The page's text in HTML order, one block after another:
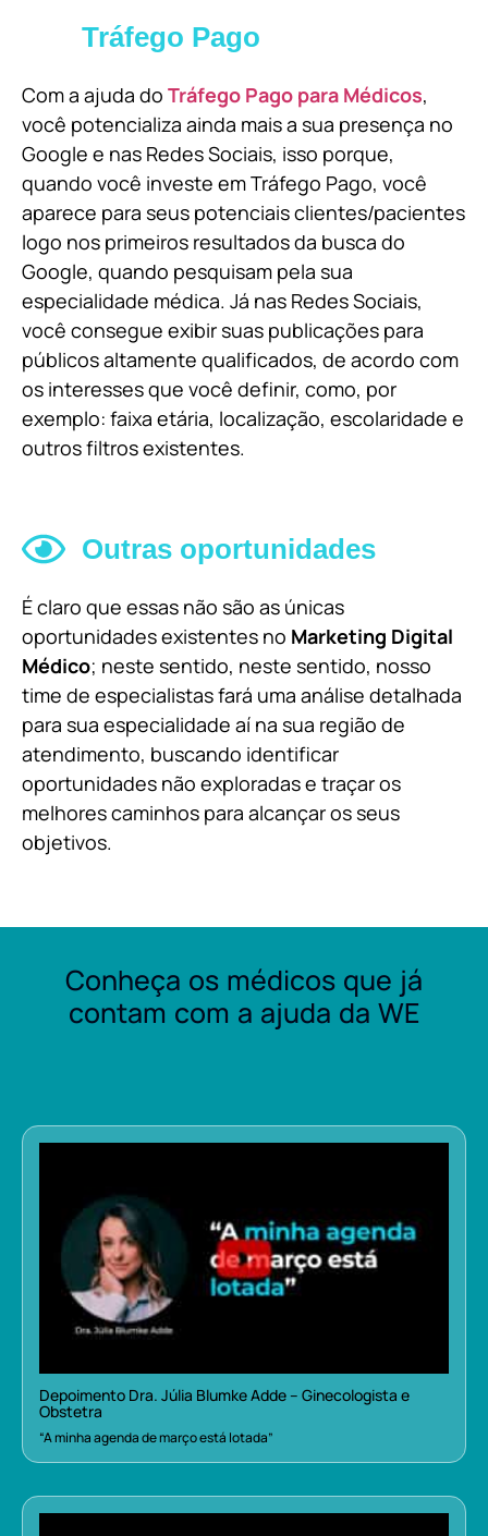
Tráfego Pago
Com a ajuda do Tráfego Pago para Médicos,
você potencializa ainda mais a sua presença no
Google e nas Redes Sociais, isso porque,
quando você investe em Tráfego Pago, você
aparece para seus potenciais clientes/pacientes
logo nos primeiros resultados da busca do
Google, quando pesquisam pela sua
especialidade médica. Já nas Redes Sociais,
você consegue exibir suas publicações para
públicos altamente qualificados, de acordo com
os interesses que você definir, como, por
exemplo: faixa etária, localização, escolaridade e
outros filtros existentes.
Outras oportunidades
É claro que essas não são as únicas
oportunidades existentes no Marketing Digital
Médico; neste sentido, neste sentido, nosso
time de especialistas fará uma análise detalhada
para sua especialidade aí na sua região de
atendimento, buscando identificar
oportunidades não exploradas e traçar os
melhores caminhos para alcançar os seus
objetivos.
Conheça os médicos que já
contam com a ajuda da WE
Depoimento Dra. Júlia Blumke Adde – Ginecologista e
Obstetra
“A minha agenda de março está lotada”